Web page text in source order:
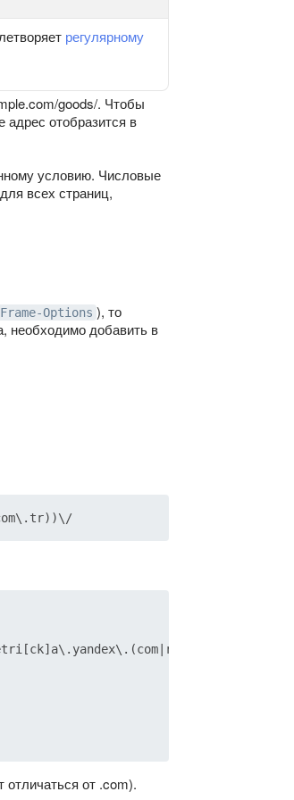
регулярному
goods/. Чтобы
отобразится в
условию. Числовые
всех страниц,
Options ), то
необходимо добавить в
от .com).